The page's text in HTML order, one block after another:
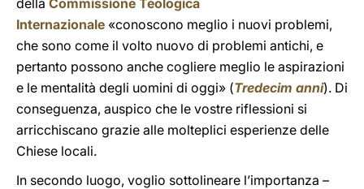
della Commissione Teologica
Internazionale «conoscono meglio i nuovi problemi,
che sono come il volto nuovo di problemi antichi, e
pertanto possono anche cogliere meglio le aspirazioni
e le mentalità degli uomini di oggi» (Tredecim anni). Di
conseguenza, auspico che le vostre riflessioni si
arricchiscano grazie alle molteplici esperienze delle
Chiese locali.
In secondo luogo, voglio sottolineare l’importanza –